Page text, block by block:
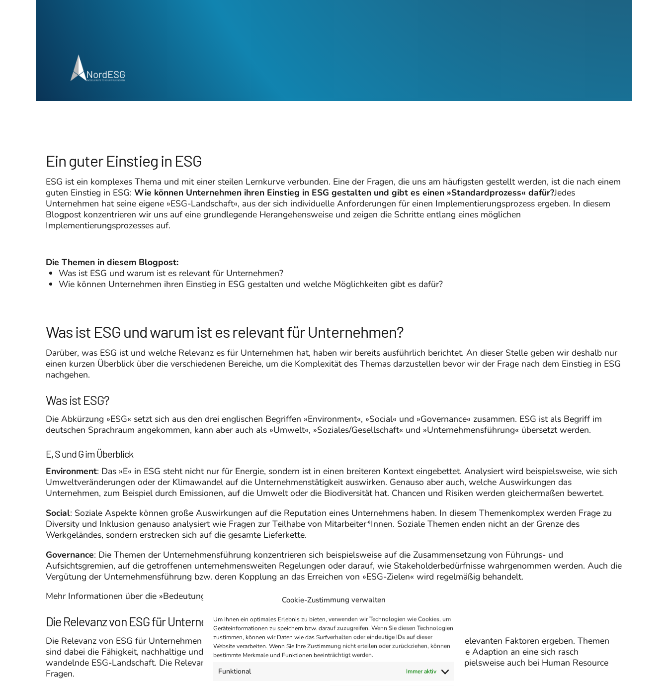
Cookie-Zustimmung verwalten
Um Ihnen ein optimales Erlebnis zu bieten, verwenden wir Technologien wie Cookies, um
Geräteinformationen zu speichern bzw. darauf zuzugreifen. Wenn Sie diesen Technologien
zustimmen, können wir Daten wie das Surfverhalten oder eindeutige IDs auf dieser
Website verarbeiten. Wenn Sie Ihre Zustimmung nicht erteilen oder zurückziehen, können
bestimmte Merkmale und Funktionen beeinträchtigt werden.
Funktional Immer aktiv
Ein guter Einstieg in ESG
ESG ist ein komplexes Thema und mit einer steilen Lernkurve verbunden. Eine der Fragen, die uns am häufigsten gestellt werden, ist die nach einem
guten Einstieg in ESG: Wie können Unternehmen ihren Einstieg in ESG gestalten und gibt es einen »Standardprozess« dafür?Jedes
Unternehmen hat seine eigene »ESG-Landschaft«, aus der sich individuelle Anforderungen für einen Implementierungsprozess ergeben. In diesem
Blogpost konzentrieren wir uns auf eine grundlegende Herangehensweise und zeigen die Schritte entlang eines möglichen
Implementierungsprozesses auf.
Die Themen in diesem Blogpost:
Was ist ESG und warum ist es relevant für Unternehmen?
Wie können Unternehmen ihren Einstieg in ESG gestalten und welche Möglichkeiten gibt es dafür?
Was ist ESG und warum ist es relevant für Unternehmen?
Darüber, was ESG ist und welche Relevanz es für Unternehmen hat, haben wir bereits ausführlich berichtet. An dieser Stelle geben wir deshalb nur
einen kurzen Überblick über die verschiedenen Bereiche, um die Komplexität des Themas darzustellen bevor wir der Frage nach dem Einstieg in ESG
nachgehen.
Was ist ESG?
Die Abkürzung »ESG« setzt sich aus den drei englischen Begriffen »Environment«, »Social« und »Governance« zusammen. ESG ist als Begriff im
deutschen Sprachraum angekommen, kann aber auch als »Umwelt«, »Soziales/Gesellschaft« und »Unternehmensführung« übersetzt werden.
E, S und G im Überblick
Environment: Das »E« in ESG steht nicht nur für Energie, sondern ist in einen breiteren Kontext eingebettet. Analysiert wird beispielsweise, wie sich
Umweltveränderungen oder der Klimawandel auf die Unternehmenstätigkeit auswirken. Genauso aber auch, welche Auswirkungen das
Unternehmen, zum Beispiel durch Emissionen, auf die Umwelt oder die Biodiversität hat. Chancen und Risiken werden gleichermaßen bewertet.
Social: Soziale Aspekte können große Auswirkungen auf die Reputation eines Unternehmens haben. In diesem Themenkomplex werden Frage zu
Diversity und Inklusion genauso analysiert wie Fragen zur Teilhabe von Mitarbeiter*Innen. Soziale Themen enden nicht an der Grenze des
Werkgeländes, sondern erstrecken sich auf die gesamte Lieferkette.
Governance: Die Themen der Unternehmensführung konzentrieren sich beispielsweise auf die Zusammensetzung von Führungs- und
Aufsichtsgremien, auf die getroffenen unternehmensweiten Regelungen oder darauf, wie Stakeholderbedürfnisse wahrgenommen werden. Auch die
Vergütung der Unternehmensführung bzw. deren Kopplung an das Erreichen von »ESG-Zielen« wird regelmäßig behandelt.
Mehr Informationen über die »Bedeutung von ESG«
finden Sie hier .
Die Relevanz von ESG für Unternehmen
Die Relevanz von ESG für Unternehmen ist eng mit den Chancen und Risiken verbunden, die sich aus ESG-relevanten Faktoren ergeben. Themen
sind dabei die Fähigkeit, nachhaltige und langfristige Wertschöpfung sicherzustellen, beispielsweise durch die Adaption an eine sich rasch
wandelnde ESG-Landschaft. Die Relevant von ESG erstreckt sich dabei in alle Unternehmensbereiche – beispielsweise auch bei Human Resource
Fragen.